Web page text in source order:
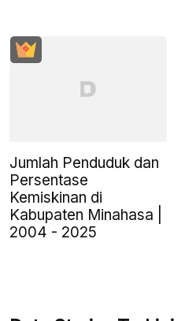
Jumlah Penduduk dan
Persentase
Kemiskinan di
Kabupaten Minahasa |
2004 - 2025